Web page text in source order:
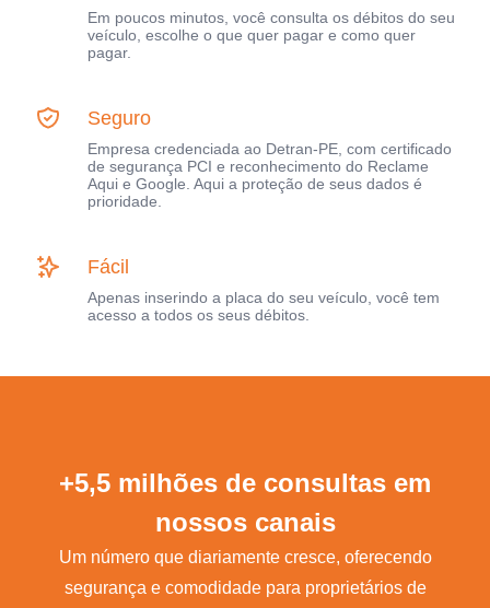
Em poucos minutos, você consulta os débitos do seu
veículo, escolhe o que quer pagar e como quer
pagar.
Seguro
Empresa credenciada ao Detran-PE, com certificado
de segurança PCI e reconhecimento do Reclame
Aqui e Google. Aqui a proteção de seus dados é
prioridade.
Fácil
Apenas inserindo a placa do seu veículo, você tem
acesso a todos os seus débitos.
+5,5 milhões de consultas em
nossos canais
Um número que diariamente cresce, oferecendo
segurança e comodidade para proprietários de